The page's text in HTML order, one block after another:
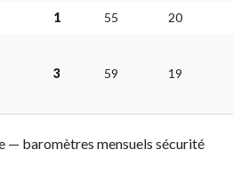
1 55 20
3 59 19
— baromètres mensuels sécurité